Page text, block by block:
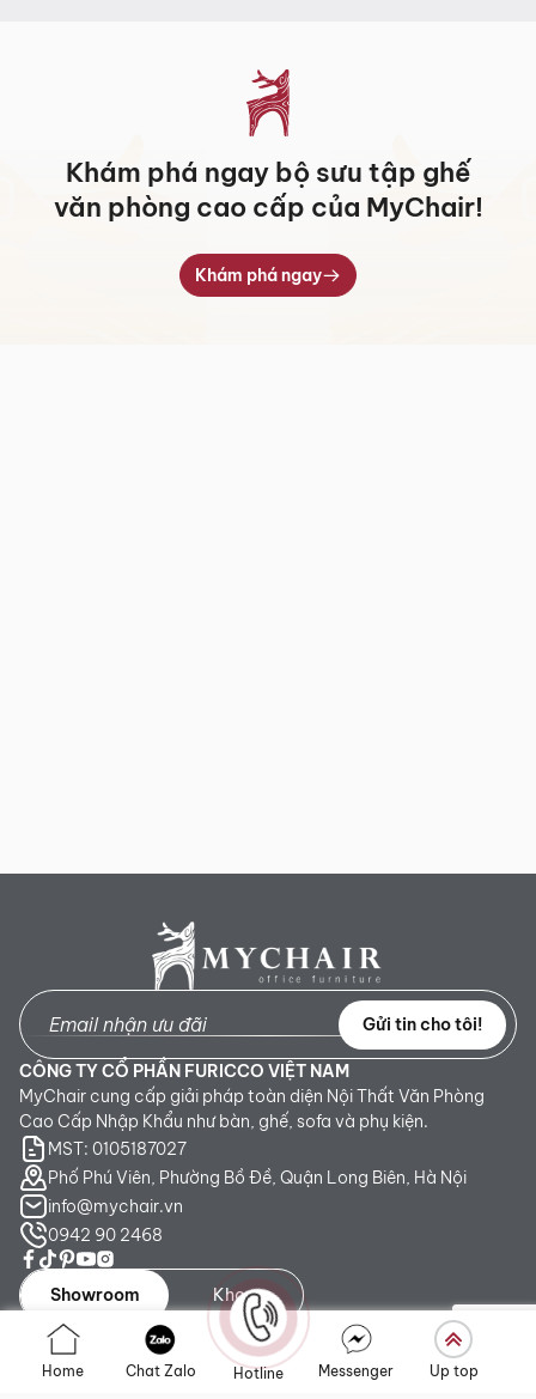
Khám phá ngay bộ sưu tập ghế
văn phòng cao cấp của MyChair!
Khám phá ngay
Gửi tin cho tôi!
CÔNG TY CỔ PHẦN FURICCO VIỆT NAM
MyChair cung cấp giải pháp toàn diện Nội Thất Văn Phòng
Cao Cấp Nhập Khẩu như bàn, ghế, sofa và phụ kiện.
MST: 0105187027
Phố Phú Viên, Phường Bồ Đề, Quận Long Biên, Hà Nội
info@mychair.vn
0942 90 2468
Showroom Kho
Showroom TP. HCM:
Số 345 - 347 Trần Phú, phường An
Home Chat Zalo Hotline Messenger Up top